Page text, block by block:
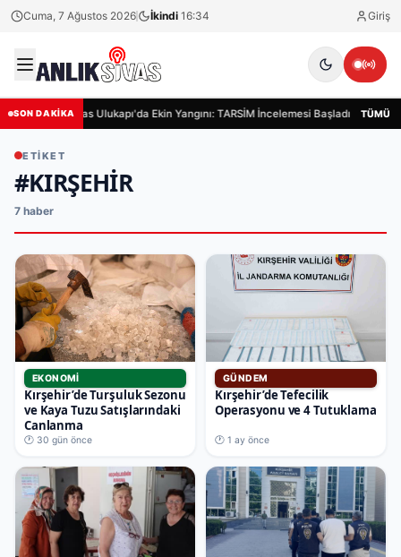
Cuma, 7 Ağustos 2026 İkindi 16:34 Giriş
SON DAKİKASivas Ulukapı'da Ekin Yangını: TARSİM İncelemesi Başladı TÜMÜ
ETIKET
#KIRŞEHIR
7 haber
EKONOMI
Kırşehir’de Turşuluk Sezonu
ve Kaya Tuzu Satışlarındaki
Canlanma
🕐 30 gün önce
GÜNDEM
Kırşehir’de Tefecilik
Operasyonu ve 4 Tutuklama
🕐 1 ay önce